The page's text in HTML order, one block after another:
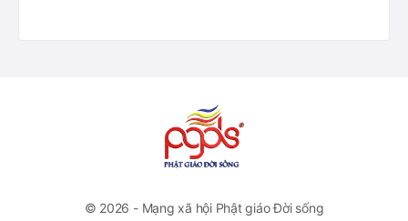
© 2026 - Mạng xã hội Phật giáo Đời sống